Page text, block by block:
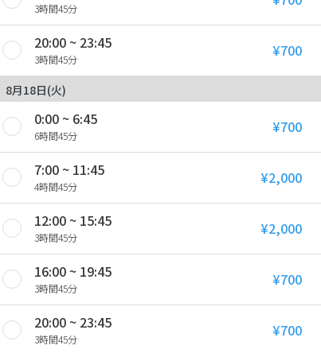
3時間45分
20:00 ~ 23:45
3時間45分 ¥700
8月18日(火)
0:00 ~ 6:45
6時間45分 ¥700
7:00 ~ 11:45
4時間45分 ¥2,000
12:00 ~ 15:45
3時間45分 ¥2,000
16:00 ~ 19:45
3時間45分 ¥700
20:00 ~ 23:45
3時間45分 ¥700